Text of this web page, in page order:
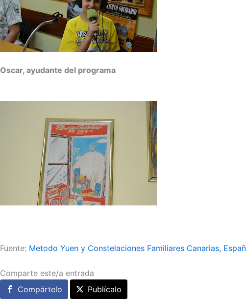
Oscar, ayudante del programa
Fuente: Metodo Yuen y Constelaciones Familiares Canarias,
Comparte este/a entrada
Compártelo
Publícalo